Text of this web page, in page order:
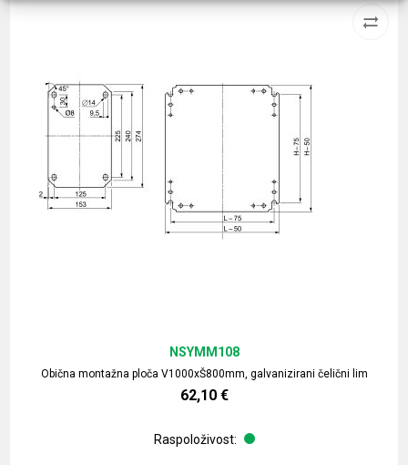
Obična montažna ploča V1000xŠ800mm, galvanizirani čelični lim
NSYMM108
62,10 €
Raspoloživost: